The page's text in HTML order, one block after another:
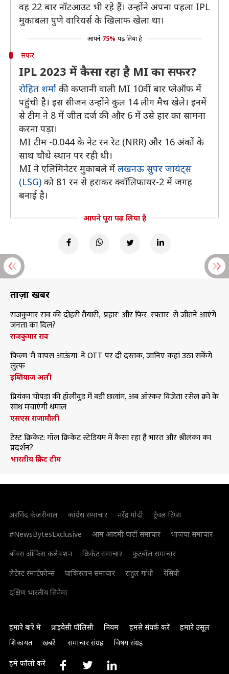
वह 22 बार नॉटआउट भी रहे हैं। उन्होंने अपना पहला IPL
मुकाबला पुणे वारियर्स के खिलाफ खेला था।
आपने 75% पढ़ लिया है
सफर
IPL 2023 में कैसा रहा है MI का सफर?
रोहित शर्मा की कप्तानी वाली MI 10वीं बार प्लेऑफ में
पहुंची है। इस सीजन उन्होंने कुल 14 लीग मैच खेले। इनमें
से टीम ने 8 में जीत दर्ज की और 6 में उसे हार का सामना
करना पड़ा।
MI टीम -0.044 के नेट रन रेट (NRR) और 16 अंकों के
साथ चौथे स्थान पर रही थी।
MI ने एलिमिनेटर मुकाबले में लखनऊ सुपर जायंट्स
(LSG) को 81 रन से हराकर क्वॉलिफायर-2 में जगह
बनाई है।
आपने पूरा पढ़ लिया है
ताज़ा खबरें
राजकुमार राव की दोहरी तैयारी, 'प्रहार' और फिर 'रफ्तार' से जीतने आएंगे
जनता का दिल?
राजकुमार राव
फिल्म 'मैं वापस आऊंगा' ने OTT पर दी दस्तक, जानिए कहां उठा सकेंगे
लुत्फ
इम्तियाज अली
प्रियंका चोपड़ा की हॉलीवुड में बड़ी छलांग, अब ऑस्कर विजेता रसेल क्रो के
साथ मचाएंगी धमाल
एसएस राजामौली
टेस्ट क्रिकेट: गॉल क्रिकेट स्टेडियम में कैसा रहा है भारत और श्रीलंका का
प्रदर्शन?
भारतीय क्रिकेट टीम
अरविंद केजरीवाल कांग्रेस समाचार नरेंद्र मोदी
ट्रैवल टिप्स
#NewsBytesExclusive
आम आदमी पार्टी समाचार
भाजपा समाचार
बॉक्स ऑफिस कलेक्शन
क्रिकेट समाचार
फुटबॉल समाचार
लेटेस्ट स्मार्टफोन्स
पाकिस्तान समाचार राहुल गांधी
रेसिपी
दक्षिण भारतीय सिनेमा
हमारे बारे में प्राइवेसी पॉलिसी नियम हमसे संपर्क करें
हमारे उसूल
शिकायत
खबरें समाचार संग्रह विषय संग्रह
हमें फॉलो करें